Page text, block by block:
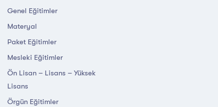
Genel Eğitimler
Materyal
Paket Eğitimler
Mesleki Eğitimler
Ön Lisan – Lisans – Yüksek
Lisans
Örgün Eğitimler